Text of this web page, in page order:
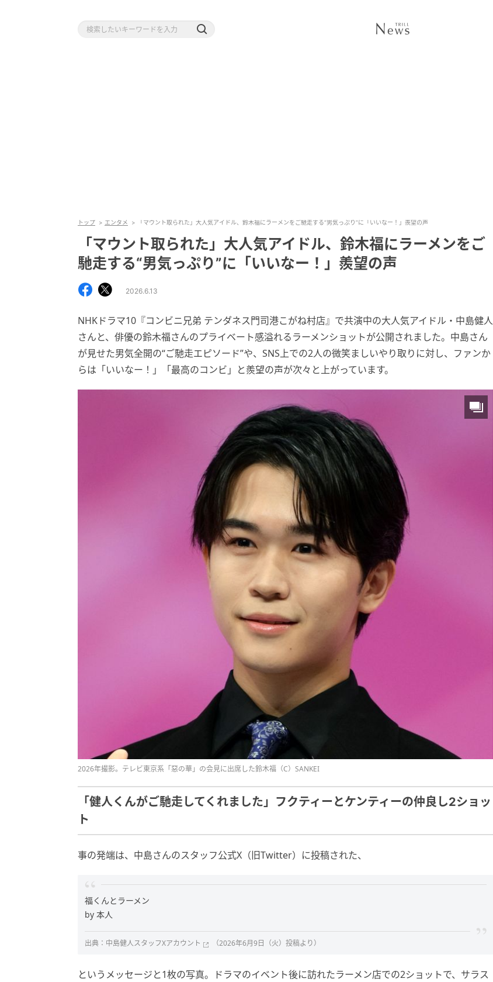
トップ エンタメ 「マウント取られた」大人気アイドル、鈴木福にラーメンをご馳走する“男気っぷり”に「いいなー！」羨望の声
「マウント取られた」大人気アイドル、鈴木福にラーメンをご
馳走する“男気っぷり”に「いいなー！」羨望の声
2026.6.13
NHKドラマ10『コンビニ兄弟 テンダネス門司港こがね村店』で共演中の大人気アイドル・中島健人
さんと、俳優の鈴木福さんのプライベート感溢れるラーメンショットが公開されました。中島さん
が見せた男気全開の“ご馳走エピソード”や、SNS上での2人の微笑ましいやり取りに対し、ファンか
らは「いいなー！」「最高のコンビ」と羨望の声が次々と上がっています。
2026年撮影。テレビ東京系「惡の華」の会見に出席した鈴木福（C）SANKEI
「健人くんがご馳走してくれました」フクティーとケンティーの仲良し2ショッ
ト
事の発端は、中島さんのスタッフ公式X（旧Twitter）に投稿された、
福くんとラーメン
by 本人
出典： 中島健人スタッフXアカウント （2026年6月9日（火）投稿より）
というメッセージと1枚の写真。ドラマのイベント後に訪れたラーメン店での2ショットで、サラス